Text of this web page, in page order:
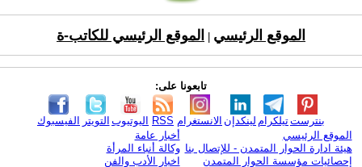
الموقع الرئيسي الموقع الرئيسي للكاتب-ة
تابعونا على:
الفيسبوك التويتر اليوتيوب RSS الانستغرام لينكدإن تيلكرامبنترست
الموقع الرئيسي
هيئة ادارة الحوار المتمدن - للإتصال بنا
إحصائيات مؤسسة الحوار المتمدن
أخبار عامة
وكالة أنباء المرأة
اخبار الأدب والفن